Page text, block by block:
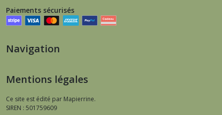
Paiements sécurisés
Navigation
Mentions légales
Ce site est édité par Mapierrine.
SIREN : 501759609